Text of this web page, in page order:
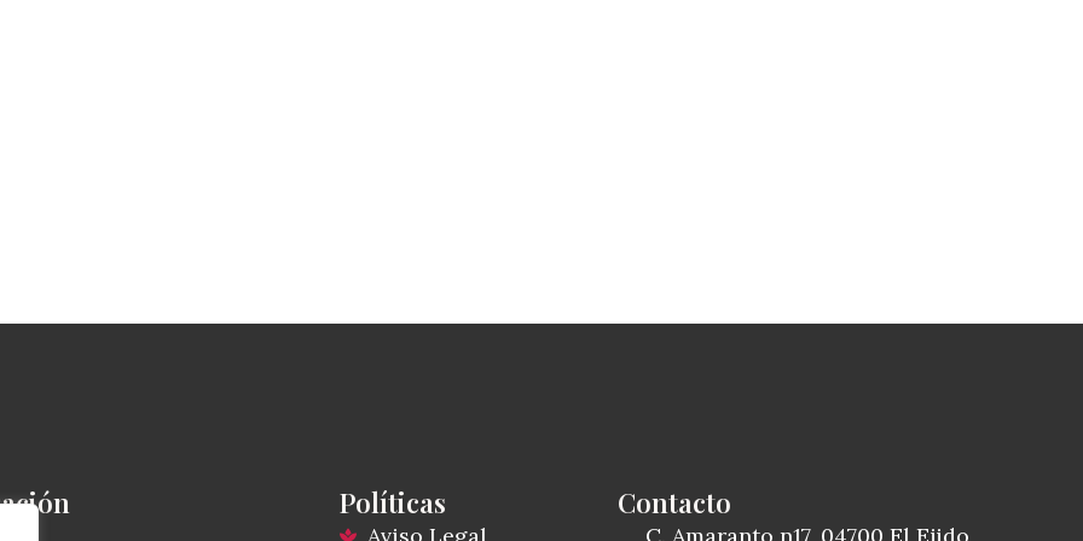
Políticas
Aviso Legal
Contacto
C. Amaranto n17, 04700 El Ejido,